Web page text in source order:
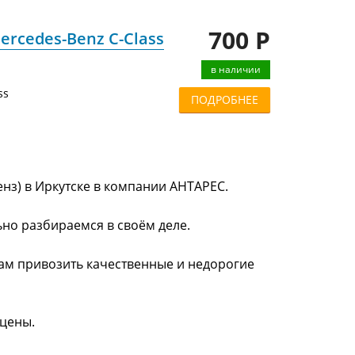
Benz C-Class 700 Р
в наличии
ПОДРОБНЕЕ
в Иркутске в компании АНТАРЕС.
разбираемся в своём деле.
привозить качественные и недорогие